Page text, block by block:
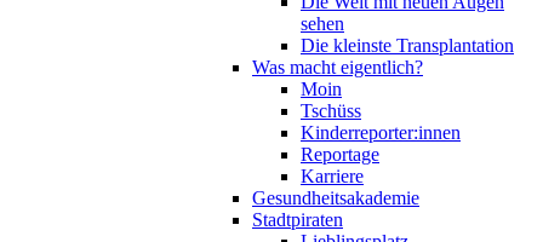
sehen
Die kleinste Transplantation
Was macht eigentlich?
Moin
Tschüss
Kinderreporter:innen
Reportage
Karriere
Gesundheitsakademie
Stadtpiraten